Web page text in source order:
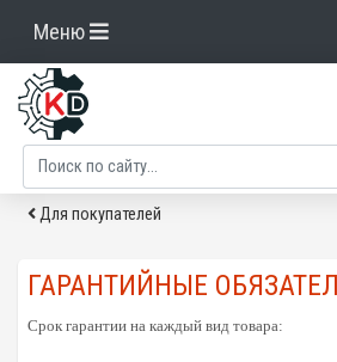
Меню
Для покупателей
ГАРАНТИЙНЫЕ
Срок гарантии на каждый вид товара: